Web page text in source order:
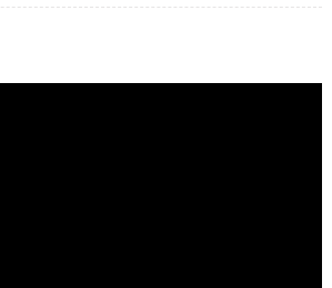
Ribuan Orangtua Murid di